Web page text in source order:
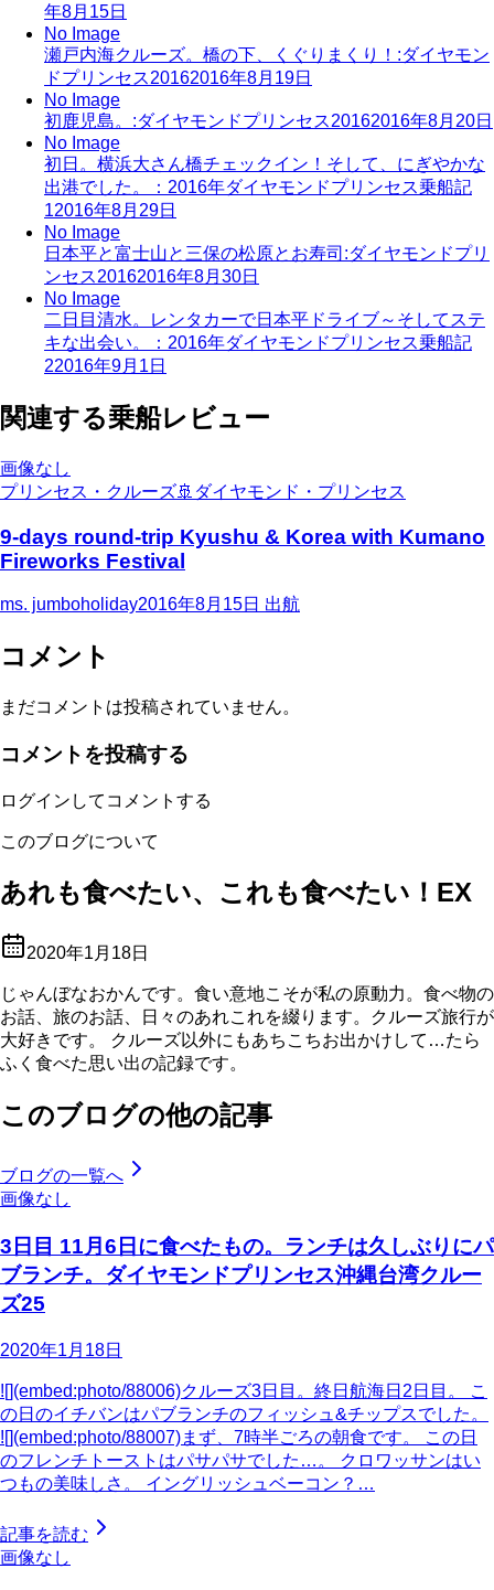
年8月15日
No Image
瀬戸内海クルーズ。橋の下、くぐりまくり！:ダイヤモン
ドプリンセス20162016年8月19日
No Image
初鹿児島。:ダイヤモンドプリンセス20162016年8月20日
No Image
初日。横浜大さん橋チェックイン！そして、にぎやかな
出港でした。：2016年ダイヤモンドプリンセス乗船記
12016年8月29日
No Image
日本平と富士山と三保の松原とお寿司:ダイヤモンドプリ
ンセス20162016年8月30日
No Image
二日目清水。レンタカーで日本平ドライブ～そしてステ
キな出会い。：2016年ダイヤモンドプリンセス乗船記
22016年9月1日
関連する乗船レビュー
画像なし
プリンセス・クルーズ🚢 ダイヤモンド・プリンセス
9-days round-trip Kyushu & Korea with Kumano
Fireworks Festival
ms. jumboholiday2016年8月15日 出航
コメント
まだコメントは投稿されていません。
コメントを投稿する
ログインしてコメントする
このブログについて
あれも食べたい、これも食べたい！EX
2020年1月18日
じゃんぼなおかんです。食い意地こそが私の原動力。食べ物の
お話、旅のお話、日々のあれこれを綴ります。クルーズ旅行が
大好きです。 クルーズ以外にもあちこちお出かけして…たら
ふく食べた思い出の記録です。
このブログの他の記事
ブログの一覧へ
画像なし
3日目 11月6日に食べたもの。ランチは久しぶりにパ
ブランチ。ダイヤモンドプリンセス沖縄台湾クルー
ズ25
2020年1月18日
![](embed:photo/88006)クルーズ3日目。終日航海日2日目。 こ
の日のイチバンはパブランチのフィッシュ&チップスでした。
![](embed:photo/88007)まず、7時半ごろの朝食です。 この日
のフレンチトーストはパサパサでした…。 クロワッサンはい
つもの美味しさ。 イングリッシュベーコン？…
記事を読む
画像なし